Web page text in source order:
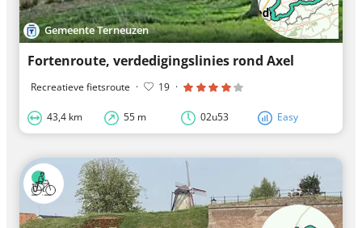
Gemeente Terneuzen
Fortenroute, verdedigingslinies rond Axel
Recreatieve fietsroute · 19 ·
43,4 km 55 m 02u53 Easy